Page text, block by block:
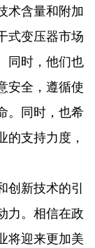
术含量和附加
式变压器市场
同时，他们也
安全，遵循使
。同时，也希
支持力度，
创新技术的引
力。相信在政
将迎来更加美